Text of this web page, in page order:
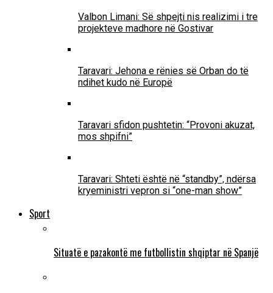
Valbon Limani: Së shpejti nis realizimi i tre
projekteve madhore në Gostivar
Taravari: Jehona e rënies së Orban do të
ndihet kudo në Europë
Taravari sfidon pushtetin: “Provoni akuzat,
mos shpifni”
Taravari: Shteti është në “standby”, ndërsa
kryeministri vepron si “one-man show”
Sport
Situatë e pazakontë me futbollistin shqiptar në Spanjë